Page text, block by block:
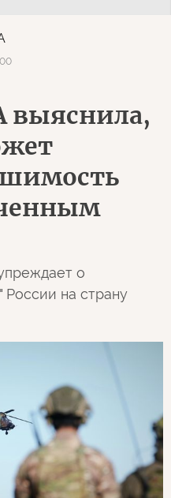
выяснила,
о
России на страну